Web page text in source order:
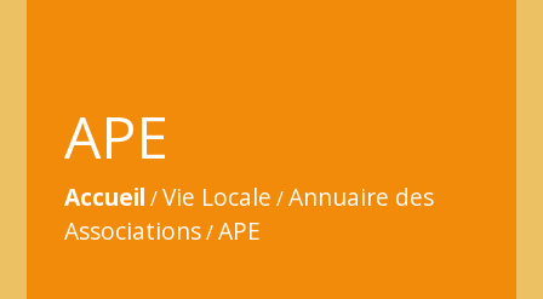
APE
Accueil /Vie Locale /Annuaire des
Associations/APE